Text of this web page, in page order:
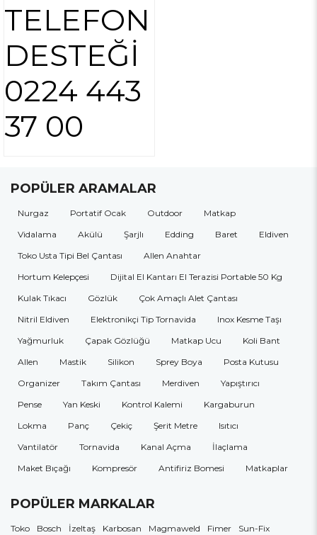
TELEFON
DESTEĞİ
0224 443
37 00
POPÜLER ARAMALAR
Nurgaz Portatif Ocak Outdoor
Matkap
Vidalama
Akülü Şarjlı Edding Baret
Eldiven
Toko Usta Tipi Bel Çantası
Allen Anahtar
Hortum Kelepçesi
Dijital El Kantarı El Terazisi Portable 50 Kg
Kulak Tıkacı
Gözlük
Çok Amaçlı Alet Çantası
Nitril Eldiven
Elektronikçi Tip Tornavida
Inox Kesme Taşı
Yağmurluk
Çapak Gözlüğü Matkap Ucu
Koli Bant
Allen
Mastik Silikon Sprey Boya
Posta Kutusu
Organizer
Takım Çantası Merdiven
Yapıştırıcı
Pense
Yan Keski Kontrol Kalemi
Kargaburun
Lokma
Panç Çekiç Şerit Metre
Isıtıcı
Vantilatör
Tornavida Kanal Açma
İlaçlama
Maket Bıçağı
Kompresör Antifiriz Bomesi Matkaplar
POPÜLER MARKALAR
Toko Bosch İzeltaş Karbosan Magmaweld Fimer
Sun-Fix